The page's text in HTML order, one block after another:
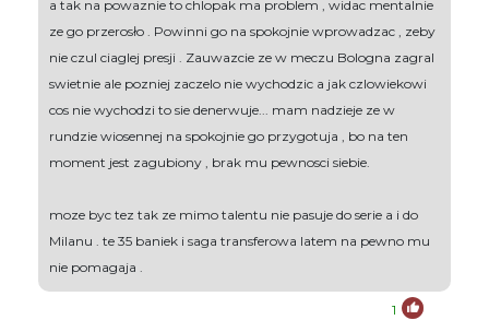
a tak na powaznie to chlopak ma problem , widac mentalnie
ze go przerosło . Powinni go na spokojnie wprowadzac , zeby
nie czul ciaglej presji . Zauwazcie ze w meczu Bologna zagral
swietnie ale pozniej zaczelo nie wychodzic a jak czlowiekowi
cos nie wychodzi to sie denerwuje... mam nadzieje ze w
rundzie wiosennej na spokojnie go przygotuja , bo na ten
moment jest zagubiony , brak mu pewnosci siebie.
moze byc tez tak ze mimo talentu nie pasuje do serie a i do
Milanu . te 35 baniek i saga transferowa latem na pewno mu
nie pomagaja .
1